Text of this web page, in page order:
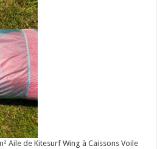
Aile de Kitesurf Wing à Caissons Voile